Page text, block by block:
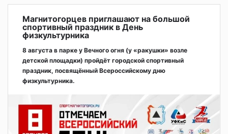
Магнитогорцев приглашают на большой
спортивный праздник в День
физкультурника
8 августа в парке у Вечного огня (у «ракушки» возле
детской площадки) пройдёт городской спортивный
праздник, посвящённый Всероссийскому дню
физкультурника.